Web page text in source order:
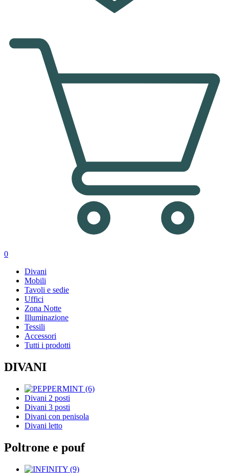
0
Divani
Mobili
Tavoli e sedie
Uffici
Zona Notte
Illuminazione
Tessili
Accessori
Tutti i prodotti
DIVANI
Divani 2 posti
Divani 3 posti
Divani con penisola
Divani letto
Poltrone e pouf